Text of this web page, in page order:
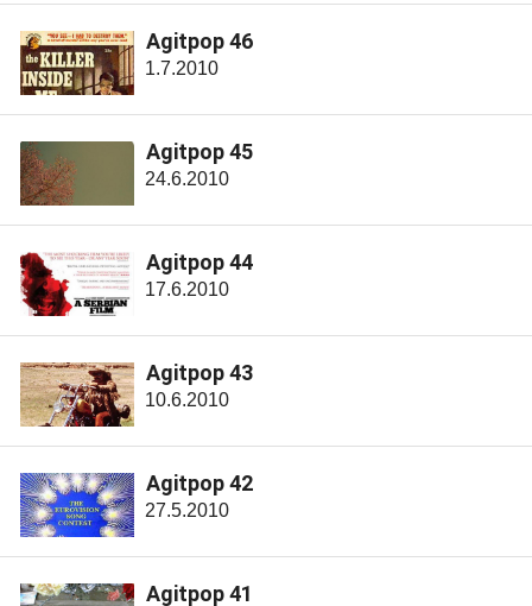
Agitpop 46
1.7.2010
Agitpop 45
24.6.2010
Agitpop 44
17.6.2010
Agitpop 43
10.6.2010
Agitpop 42
27.5.2010
Agitpop 41